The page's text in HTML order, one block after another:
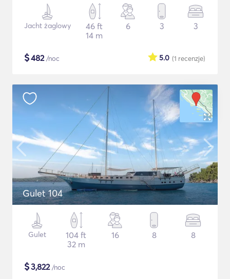
Jacht żaglowy
46 ft
14 m
6 3 3
$482/noc (1 recenzje)
5.0
Gulet 104
Gulet
104 ft
32 m
16 8 8
$3,822/noc